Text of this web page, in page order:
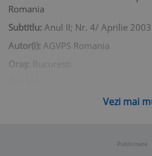
Romania
Subtitlu: Anul II; Nr. 4/ Aprilie 2003
Autor(i): AGVPS Romania
Oraș:
Bucuresti
Vezi mai
Publicitate